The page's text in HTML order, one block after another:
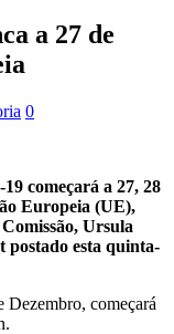
a 27 de
0
começará a 27, 28
Europeia (UE),
Ursula
postado esta quinta-
Dezembro, começará